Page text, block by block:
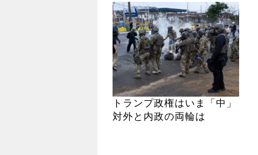
トランプ政権はいま「中」
対外と内政の両輪は